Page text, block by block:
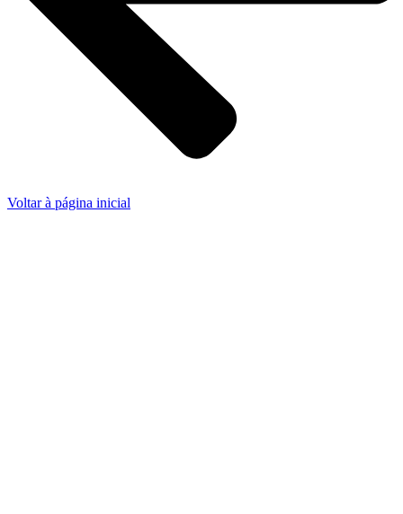
Voltar à página inicial